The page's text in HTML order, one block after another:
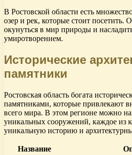
В Ростовской области есть
озер и рек, которые стоит посетить.
окунуться в мир природы и
умиротворением.
Исторические
памятники
Ростовская область богата
памятниками, которые привлекают
всего мира. В этом регионе можно
уникальных сооружений, каждое из
уникальную историю и
Название